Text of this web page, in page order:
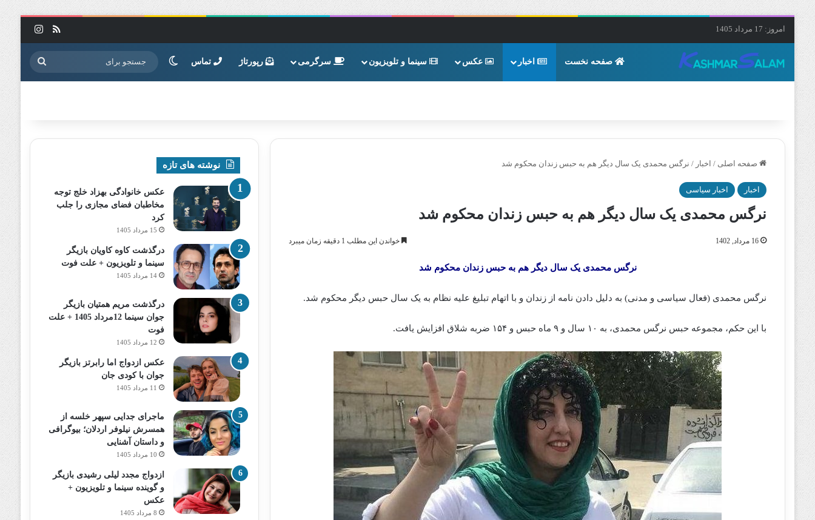
امروز: 17 مرداد 1405 خوراک
صفحه نخست اخبار عکس سینما و تلویزیون سرگرمی رپورتاژ تماس تغییر پوسته جستجو
برای
صفحه اصلی / اخبار / نرگس محمدی یک سال دیگر هم به حبس زندان محکوم شد
اخبار اخبار سیاسی
نرگس محمدی یک سال دیگر هم به حبس زندان محکوم شد
16 مرداد, 1402 خواندن این مطلب 1 دقیقه زمان میبرد
نرگس محمدی یک سال دیگر هم به حبس زندان محکوم شد
نرگس محمدی (فعال سیاسی و مدنی) به دلیل دادن‌‌‌‌‌‌‌‌ نامه از زندان و با اتهام تبلیغ علیه نظام به یک سال حبس دیگر محکوم شد.
با این حکم، مجموعه حبس نرگس محمدی، به ۱۰ سال و ۹ ماه حبس و ۱۵۴ ضربه شلاق افزایش یافت.
نوشته های تازه
عکس خانوادگی بهزاد خلج توجه
مخاطبان فضای مجازی را جلب
کرد
15 مرداد 1405
درگذشت کاوه کاویان بازیگر
سینما و تلویزیون + علت فوت
14 مرداد 1405
درگذشت مریم همتیان بازیگر
جوان سینما 12مرداد 1405 + علت
فوت
12 مرداد 1405
عکس ازدواج اما رابرتز بازیگر
جوان با کودی جان
11 مرداد 1405
ماجرای جدایی سپهر خلسه از
همسرش نیلوفر اردلان؛ بیوگرافی
و داستان آشنایی
10 مرداد 1405
ازدواج مجدد لیلی رشیدی بازیگر
و گوینده سینما و تلویزیون +
عکس
8 مرداد 1405